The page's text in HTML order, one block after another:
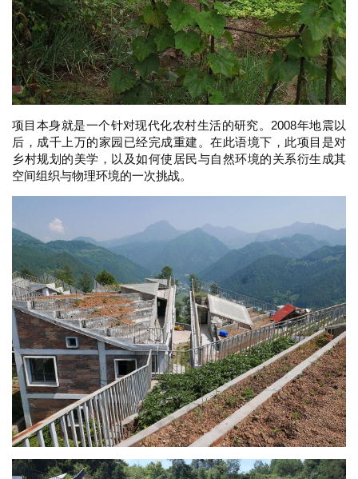
作
流
项目本身就是一个针对现代化农村生活的研究。2008年地震以
后，成千上万的家园已经完成重建。在此语境下，此项目是对
乡村规划的美学，以及如何使居民与自然环境的关系衍生成其
空间组织与物理环境的一次挑战。